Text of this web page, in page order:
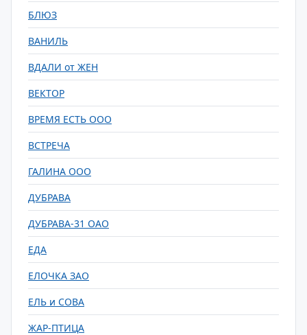
БЛЮЗ
ВАНИЛЬ
ВДАЛИ от ЖЕН
ВЕКТОР
ВРЕМЯ ЕСТЬ ООО
ВСТРЕЧА
ГАЛИНА ООО
ДУБРАВА
ДУБРАВА-31 ОАО
ЕДА
ЕЛОЧКА ЗАО
ЕЛЬ и СОВА
ЖАР-ПТИЦА